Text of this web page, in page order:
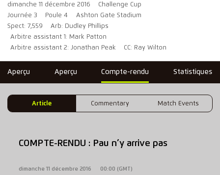
dimanche 11 décembre 2016
Challenge Cup
Journée 3
Poule 4
Ashton Gate Stadium
Spect: 7,559
Arb: Dudley Phillips
Arbitre assistant 1: Mark Patton
Arbitre assistant 2: Jonathan Peak
CC: Ray Wilton
Aperçu Aperçu Compte-rendu Statistiques
Article Commentary Match Events
COMPTE-RENDU : Pau n’y arrive pas
dimanche 11 décembre 2016 00:00 (GMT)